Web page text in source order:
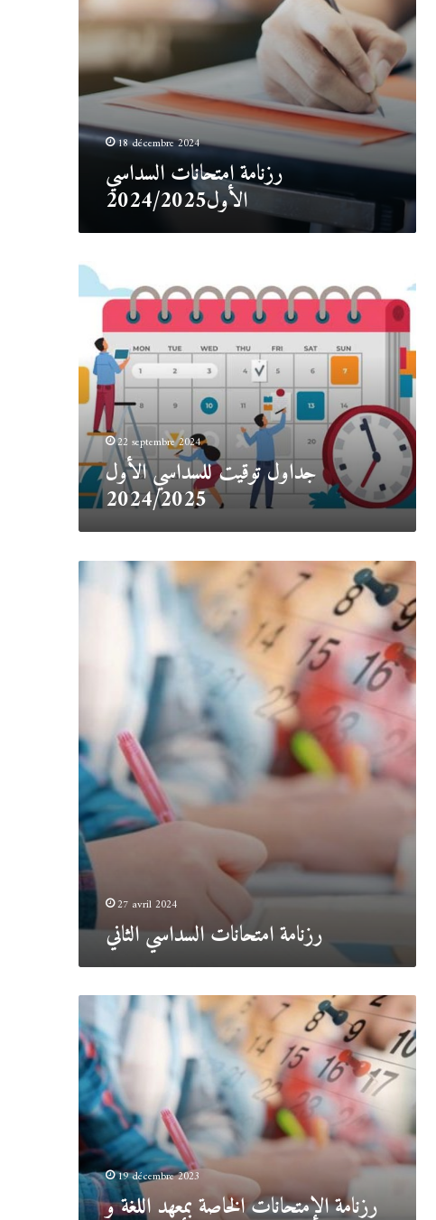
18 décembre 2024
رزنامة امتحانات السداسي
الأول2024/2025
جداول
للسداسي
2024/2025
22 septembre 2024
جداول توقيت للسداسي الأول
2024/2025
رزنامة
امتحانات
27 avril 2024
رزنامة امتحانات السداسي الثاني
رزنامة
الإمتحانات
الخاصة
بمعهد
اللغة
و
الأدب
19 décembre 2023
رزنامة الإمتحانات الخاصة بمعهد اللغة و